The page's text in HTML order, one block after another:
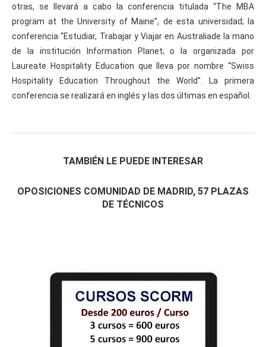
otras, se llevará a cabo la conferencia titulada “The MBA
program at the University of Maine”, de esta universidad; la
conferencia “Estudiar, Trabajar y Viajar en Australiade la mano
de la institución Information Planet; o la organizada por
Laureate Hospitality Education que lleva por nombre “Swiss
Hospitality Education Throughout the World”. La primera
conferencia se realizará en inglés y las dos últimas en español.
TAMBIÉN LE PUEDE INTERESAR
OPOSICIONES COMUNIDAD DE MADRID, 57 PLAZAS
DE TÉCNICOS